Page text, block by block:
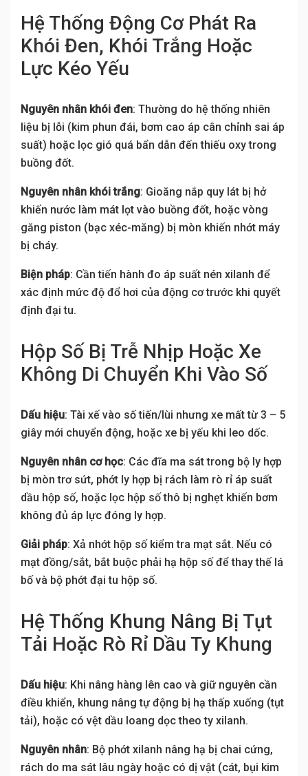
Hệ Thống Động Cơ Phát Ra
Khói Đen, Khói Trắng Hoặc
Lực Kéo Yếu
Nguyên nhân khói đen: Thường do hệ thống nhiên
liệu bị lỗi (kim phun đái, bơm cao áp cân chỉnh sai áp
suất) hoặc lọc gió quá bẩn dẫn đến thiếu oxy trong
buồng đốt.
Nguyên nhân khói trắng: Gioăng nắp quy lát bị hở
khiến nước làm mát lọt vào buồng đốt, hoặc vòng
găng piston (bạc xéc-măng) bị mòn khiến nhớt máy
bị cháy.
Biện pháp: Cần tiến hành đo áp suất nén xilanh để
xác định mức độ đổ hơi của động cơ trước khi quyết
định đại tu.
Hộp Số Bị Trễ Nhịp Hoặc Xe
Không Di Chuyển Khi Vào Số
Dấu hiệu: Tài xế vào số tiến/lùi nhưng xe mất từ 3 – 5
giây mới chuyển động, hoặc xe bị yếu khi leo dốc.
Nguyên nhân cơ học: Các đĩa ma sát trong bộ ly hợp
bị mòn trơ sứt, phớt ly hợp bị rách làm rò rỉ áp suất
dầu hộp số, hoặc lọc hộp số thô bị nghẹt khiến bơm
không đủ áp lực đóng ly hợp.
Giải pháp: Xả nhớt hộp số kiểm tra mạt sắt. Nếu có
mạt đồng/sắt, bắt buộc phải hạ hộp số để thay thế lá
bố và bộ phớt đại tu hộp số.
Hệ Thống Khung Nâng Bị Tụt
Tải Hoặc Rò Rỉ Dầu Ty Khung
Dấu hiệu: Khi nâng hàng lên cao và giữ nguyên cần
điều khiển, khung nâng tự động bị hạ thấp xuống (tụt
tải), hoặc có vệt dầu loang dọc theo ty xilanh.
Nguyên nhân: Bộ phớt xilanh nâng hạ bị chai cứng,
rách do ma sát lâu ngày hoặc có dị vật (cát, bụi kim